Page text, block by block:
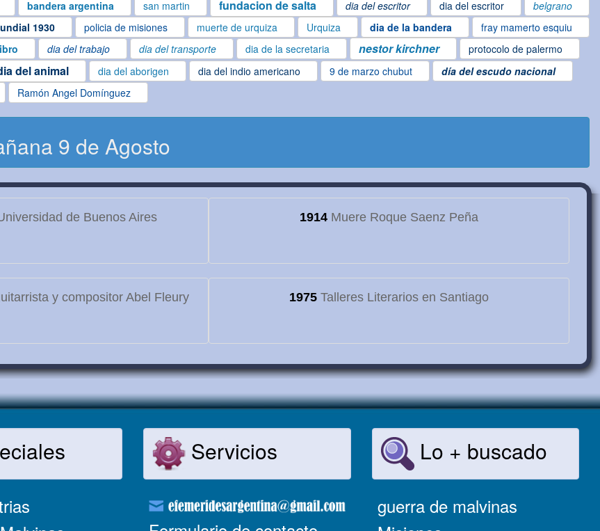
bandera argentina san martin fundacion de salta dia del escritor dia del escritor
belgrano
1930 policia de misiones muerte de urquiza Urquiza dia de la bandera
fray mamerto esquiu
dia del trabajo dia del transporte dia de la secretaria nestor kirchner
protocolo de palermo
del animal dia del aborigen dia del indio americano 9 de marzo chubut
día del escudo nacional
Ramón Angel Domínguez
9 de Agosto
de Buenos Aires 1914Muere Roque Saenz Peña
y compositor Abel Fleury 1975Talleres Literarios en Santiago
Servicios Lo + buscado
guerra de malvinas